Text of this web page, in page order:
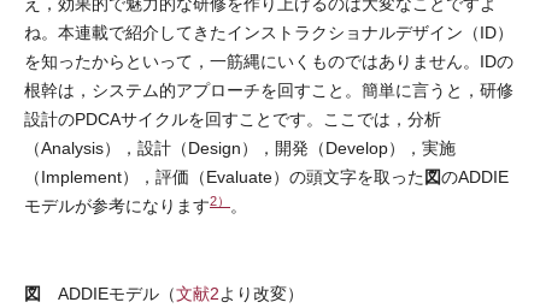
ね。本連載で紹介してきたインストラクショナルデザイン（ID）
を知ったからといって，一筋縄にいくものではありません。IDの
根幹は，システム的アプローチを回すこと。簡単に言うと，研修
設計のPDCAサイクルを回すことです。ここでは，分析
（Analysis），設計（Design），開発（Develop），実施
（Implement），評価（Evaluate）の頭文字を取った図のADDIE
モデルが参考になります2） 。
図 ADDIEモデル（文献2より改変）